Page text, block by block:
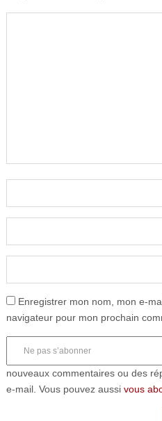
Enregistrer mon nom, mon e-
navigateur pour mon prochain
nouveaux commentaires ou des
e-mail. Vous pouvez aussi vous